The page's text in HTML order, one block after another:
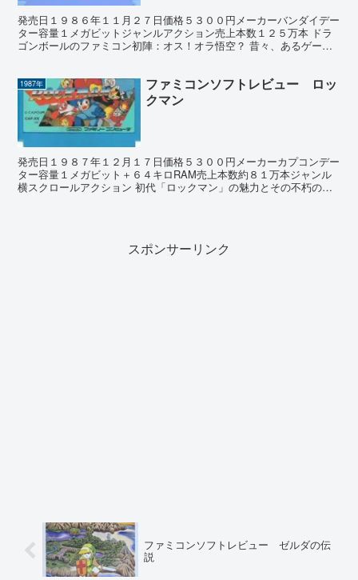
発売日１９８６年１１月２７日価格５３００円メーカーバンダイデー
ター容量１メガビットジャンルアクション売上本数１２５万本 ドラ
ゴンボールのファミコン初陣：オス！オラ悟空？ 昔々、あるゲーム
1987年
ファミコンソフトレビュー ロッ
クマン
発売日１９８７年１２月１７日価格５３００円メーカーカプコンデー
ター容量１メガビット＋６４キロRAM売上本数約８１万本ジャンル
横スクロールアクション 初代「ロックマン」の魅力とその不朽の価
スポンサーリンク
ファミコンソフトレビュー ゼルダの伝
説